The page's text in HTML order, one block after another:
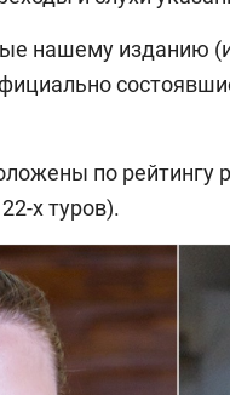
нашему изданию
по рейтингу
х туров).